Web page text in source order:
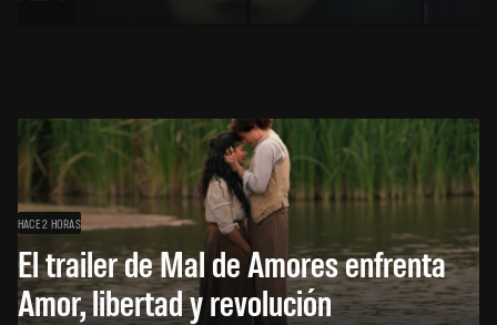
HACE 2 HORAS
El trailer de Mal de Amores enfrenta
Amor, libertad y revolución